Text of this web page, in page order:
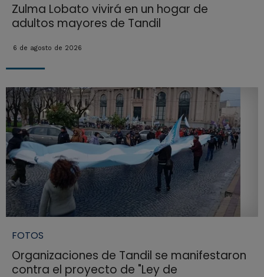
Zulma Lobato vivirá en un hogar de
adultos mayores de Tandil
6 de agosto de 2026
FOTOS
Organizaciones de Tandil se manifestaron
contra el proyecto de "Ley de